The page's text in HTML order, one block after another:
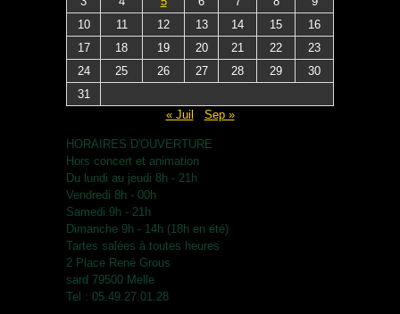
10
11 12 13 14 15
16
17
18 19 20 21 22
23
24
25 26 27 28 29
30
31
« Juil
Sep »
HORAIRES D'OUVERTURE
Hors concert et animation
Du lundi au jeudi 8h - 21h
Vendredi 8h - 00h
Samedi 9h - 21h
Dimanche 9h - 14h (18h en été)
Tartes salées à toutes heures
2 Place René Grous
sard 79500 Melle
Tel : 05.49.27.01.28